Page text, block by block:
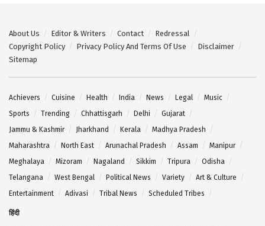
About Us Editor & Writers Contact
Redressal
Copyright Policy
Privacy Policy And Terms Of Use
Disclaimer
Sitemap
Achievers Cuisine Health India News Legal
Music
Sports
Trending Chhattisgarh Delhi
Gujarat
Jammu & Kashmir
Jharkhand Kerala
Madhya Pradesh
Maharashtra
North East Arunachal Pradesh Assam
Manipur
Meghalaya
Mizoram Nagaland Sikkim Tripura
Odisha
Telangana
West Bengal Political News Variety
Art & Culture
Entertainment
Adivasi Tribal News Scheduled Tribes
हिंदी